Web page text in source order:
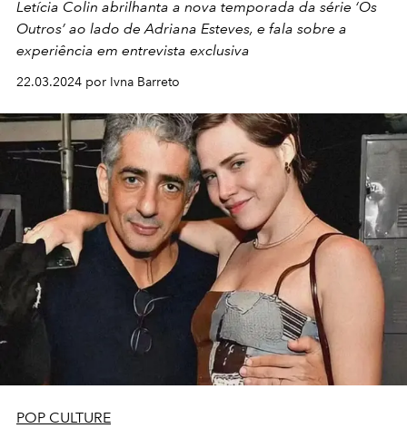
Letícia Colin abrilhanta a nova temporada da série ‘Os
Outros’ ao lado de Adriana Esteves, e fala sobre a
experiência em entrevista exclusiva
22.03.2024 por Ivna Barreto
POP CULTURE